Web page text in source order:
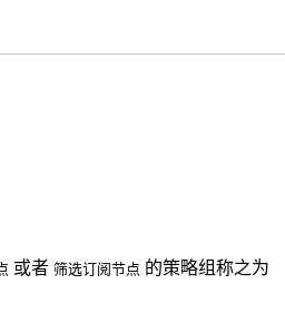
或者 筛选订阅节点 的策略组称之为